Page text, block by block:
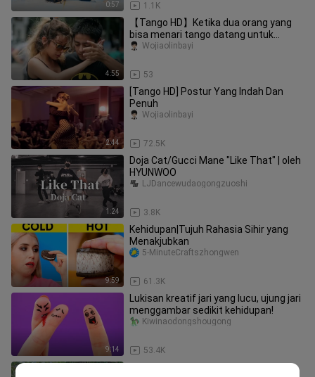
0:57 1.1K
4:55
【Tango HD】Ketika dua orang yang
bisa menari tango datang untuk
kencan buta, maka....
53
Wojiaolinbayi
2:44
[Tango HD] Postur Yang Indah Dan
Penuh
72.5K
Wojiaolinbayi
1:24
Doja Cat/Gucci Mane "Like That" | oleh
HYUNWOO
3.8K
LJDancewudaogongzuoshi
9:59
Kehidupan|Tujuh Rahasia Sihir yang
Menakjubkan
61.3K
5-MinuteCraftszhongwen
9:14
Lukisan kreatif jari yang lucu, ujung jari
menggambar sedikit kehidupan!
53.4K
Kiwinaodongshougong